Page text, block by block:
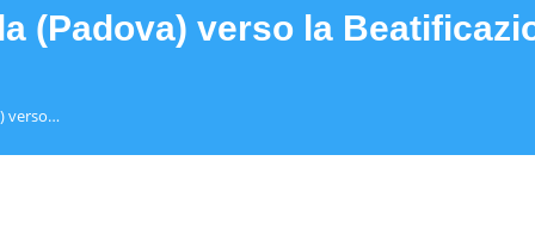
(Padova) verso la
verso…